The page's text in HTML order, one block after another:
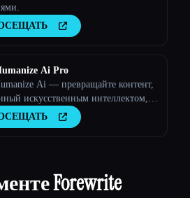
Ai Pro
Ai — превращайте контент,
искусственным интеллектом, в
написанный людьми
Forewrite